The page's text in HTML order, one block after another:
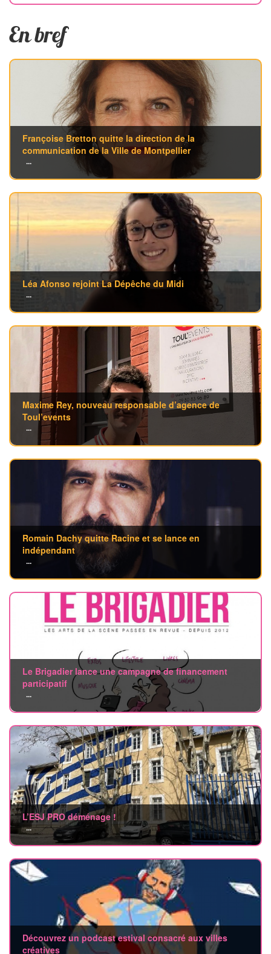
En bref
Françoise Bretton quitte la direction de la
communication de la Ville de Montpellier
...
Léa Afonso rejoint La Dépêche du Midi
...
Maxime Rey, nouveau responsable d’agence de
Toul’events
...
Romain Dachy quitte Racine et se lance en
indépendant
...
Le Brigadier lance une campagne de financement
participatif
...
L’ESJ PRO déménage !
...
Découvrez un podcast estival consacré aux villes
créatives